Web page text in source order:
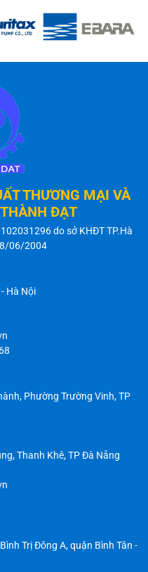
THƯƠNG MẠI VÀ
ĐẠT
do sở KHĐT TP.Hà
06/2004
Hà Nội
Phường Trường Vinh, TP
Thanh Khê, TP Đà Nẵng
Trị Đông A, quận Bình Tân -